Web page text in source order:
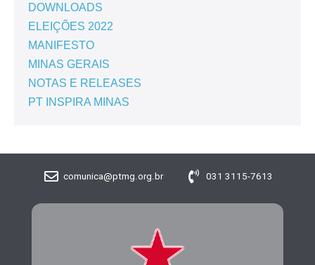
DOWNLOADS
ELEIÇÕES 2022
MANIFESTO
MINAS GERAIS
NOTAS E RELEASES
PT INSPIRA MINAS
comunica@ptmg.org.br 031 3115-7613